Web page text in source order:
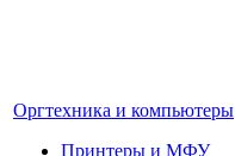
Оргтехника и компьютеры
Принтеры и МФУ